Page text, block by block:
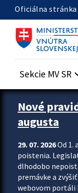
Preskocit na hlavný
Oficiálna stránka
Sekcie MV SR
Zastavit automatický
Nové
augusta
29. 07. 2026Od 1.
poistenia.
dlhodobo
premávke a
webovom portáli